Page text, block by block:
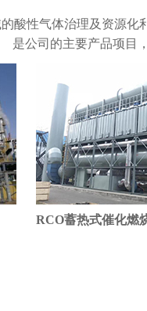
酸性气体治理及资源
是公司的主要产品项目
RCO蓄热式催化燃